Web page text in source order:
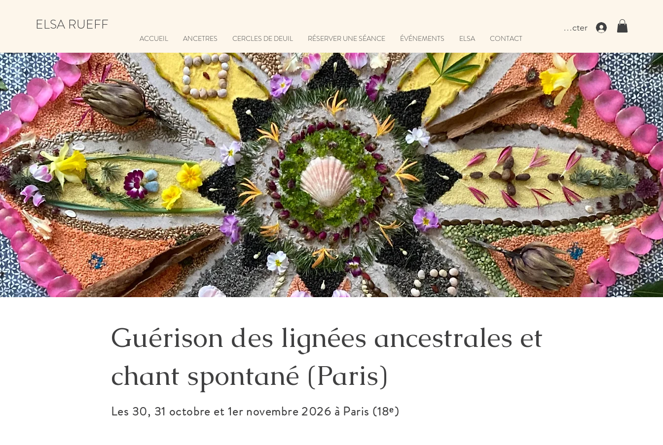
ELSA RUEFF Se connecter
ACCUEIL ANCETRES CERCLES DE DEUIL RÉSERVER UNE SÉANCE ÉVÉNEMENTS ELSA CONTACT
Guérison des lignées ancestrales et
chant spontané (Paris)
Les 30, 31 octobre et 1er novembre 2026 à Paris (18ᵉ)